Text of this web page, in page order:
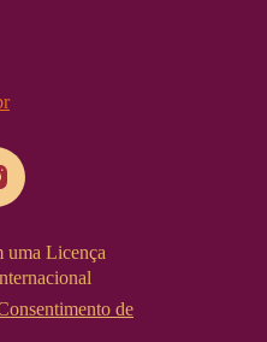
uma Licença
de